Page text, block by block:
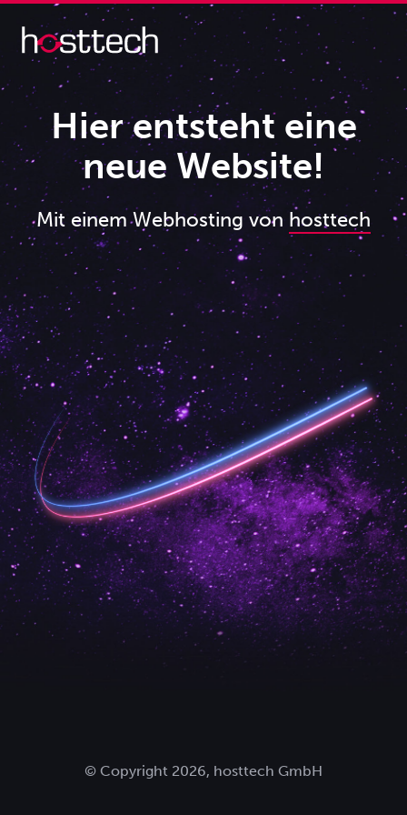
Hier entsteht eine
neue Website!
Mit einem Webhosting von hosttech
© Copyright 2026, hosttech GmbH